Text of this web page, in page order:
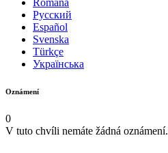
Română
Русский
Español
Svenska
Türkçe
Українська
Oznámení
0
V tuto chvíli nemáte žádná oznámení.